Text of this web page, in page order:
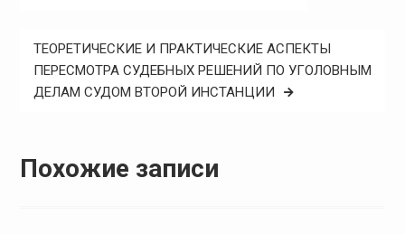
записям
ТЕОРЕТИЧЕСКИЕ И ПРАКТИЧЕСКИЕ АСПЕКТЫ
ПЕРЕСМОТРА СУДЕБНЫХ РЕШЕНИЙ ПО УГОЛОВНЫМ
ДЕЛАМ СУДОМ ВТОРОЙ ИНСТАНЦИИ
Похожие записи